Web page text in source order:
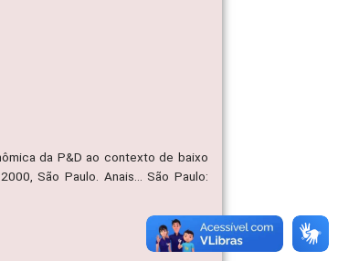
da P&D ao contexto de baixo
São Paulo. Anais... São Paulo: